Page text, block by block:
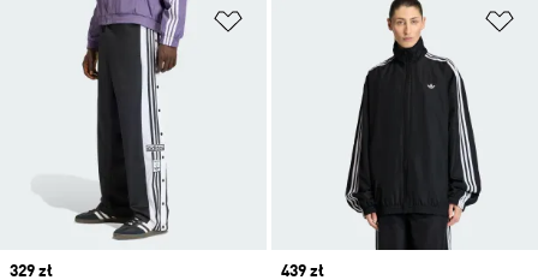
Dodaj do listy życzeń
Price
329 zł
Price
439 zł